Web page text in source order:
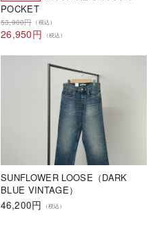
POCKET
53,900円 （税込）
26,950円 （税込）
SUNFLOWER LOOSE（DARK
BLUE VINTAGE）
46,200円
（税込）